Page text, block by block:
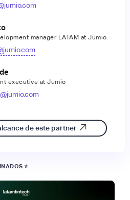
manager LATAM at Jumio
executive at Jumio
de este partner
⭐